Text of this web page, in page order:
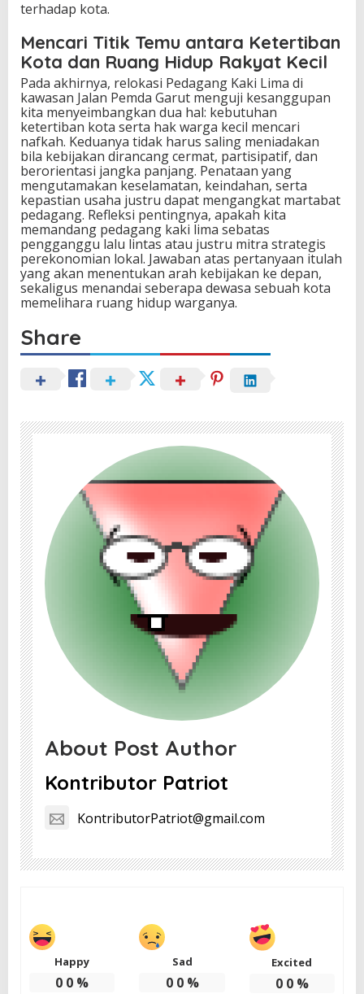
terhadap kota.
Mencari Titik Temu antara Ketertiban
Kota dan Ruang Hidup Rakyat Kecil
Pada akhirnya, relokasi Pedagang Kaki Lima di
kawasan Jalan Pemda Garut menguji kesanggupan
kita menyeimbangkan dua hal: kebutuhan
ketertiban kota serta hak warga kecil mencari
nafkah. Keduanya tidak harus saling meniadakan
bila kebijakan dirancang cermat, partisipatif, dan
berorientasi jangka panjang. Penataan yang
mengutamakan keselamatan, keindahan, serta
kepastian usaha justru dapat mengangkat martabat
pedagang. Refleksi pentingnya, apakah kita
memandang pedagang kaki lima sebatas
pengganggu lalu lintas atau justru mitra strategis
perekonomian lokal. Jawaban atas pertanyaan itulah
yang akan menentukan arah kebijakan ke depan,
sekaligus menandai seberapa dewasa sebuah kota
memelihara ruang hidup warganya.
Share
About Post Author
Kontributor Patriot
KontributorPatriot@gmail.com
Happy
0 0 %
Sad
0 0%
Excited
0 0%